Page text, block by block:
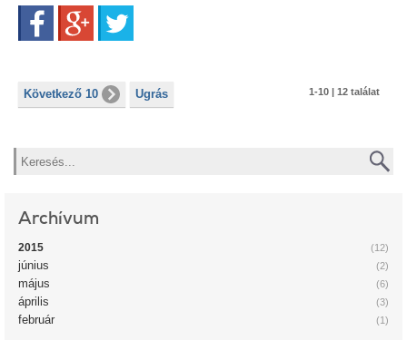
FacebookGoogle+
Következő 10 Ugrás 1-10 | 12 találat
Keresés
Archívum
(12)
2015
(2)
június
(6)
május
(3)
április
(1)
február